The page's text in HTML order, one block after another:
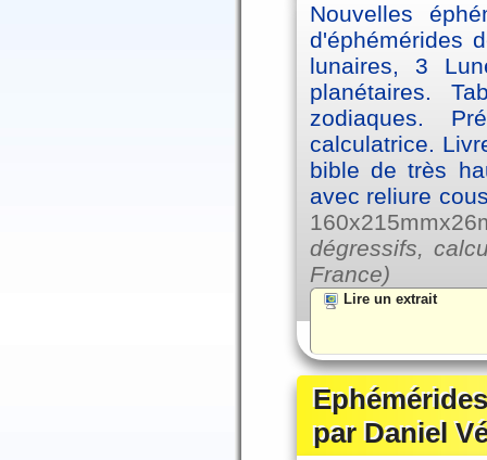
Nouvelles
d'éphémérides
lunaires, 3
planétaires.
zodiaques.
calculatrice.
bible de très
avec reliure
dégressifs,
France)
Lire un extrait
par Daniel